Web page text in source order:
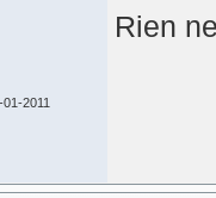
2011
Rien